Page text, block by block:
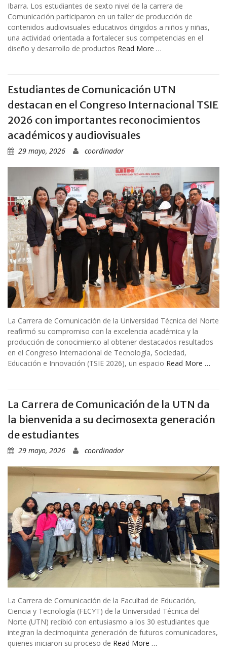
Ibarra. Los estudiantes de sexto nivel de la carrera de
Comunicación participaron en un taller de producción de
contenidos audiovisuales educativos dirigidos a niños y niñas,
una actividad orientada a fortalecer sus competencias en el
diseño y desarrollo de productos Read More …
Estudiantes de Comunicación UTN
destacan en el Congreso Internacional TSIE
2026 con importantes reconocimientos
académicos y audiovisuales
29 mayo, 2026 coordinador
La Carrera de Comunicación de la Universidad Técnica del Norte
reafirmó su compromiso con la excelencia académica y la
producción de conocimiento al obtener destacados resultados
en el Congreso Internacional de Tecnología, Sociedad,
Educación e Innovación (TSIE 2026), un espacio Read More …
La Carrera de Comunicación de la UTN da
la bienvenida a su decimosexta generación
de estudiantes
29 mayo, 2026 coordinador
La Carrera de Comunicación de la Facultad de Educación,
Ciencia y Tecnología (FECYT) de la Universidad Técnica del
Norte (UTN) recibió con entusiasmo a los 30 estudiantes que
integran la decimoquinta generación de futuros comunicadores,
quienes iniciaron su proceso de Read More …